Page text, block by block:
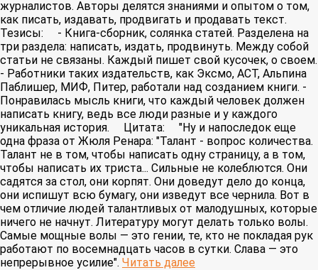
журналистов. Авторы делятся знаниями и опытом о том,
как писать, издавать, продвигать и продавать текст. ⠀
Тезисы: ⠀ - Книга-сборник, солянка статей. Разделена на
три раздела: написать, издать, продвинуть. Между собой
статьи не связаны. Каждый пишет свой кусочек, о своем.
- Работники таких издательств, как Эксмо, АСТ, Альпина
Паблишер, МИФ, Питер, работали над созданием книги. -
Понравилась мысль книги, что каждый человек должен
написать книгу, ведь все люди разные и у каждого
уникальная история. ⠀ Цитата: ⠀ "Ну и напоследок еще
одна фраза от Жюля Ренара: "Талант - вопрос количества.
Талант не в том, чтобы написать одну страницу, а в том,
чтобы написать их триста... Сильные не колеблются. Они
садятся за стол, они корпят. Они доведут дело до конца,
они испишут всю бумагу, они изведут все чернила. Вот в
чем отличие людей талантливых от малодушных, которые
ничего не начнут. Литературу могут делать только волы.
Самые мощные волы — это гении, те, кто не покладая рук
работают по восемнадцать часов в сутки. Слава — это
непрерывное усилие". Читать далее